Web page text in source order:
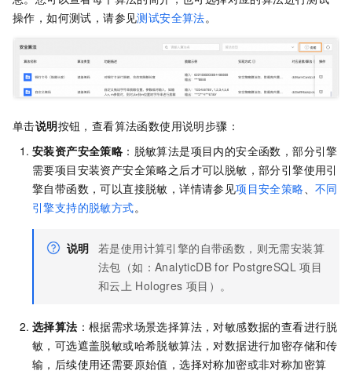
操作，如何测试，请参见测试安全算法。
单击说明按钮，查看算法函数使用说明步骤：
安装资产安全策略 ：脱敏算法是项目内的安全函数，部分引擎
需要项目安装资产安全策略之后才可以脱敏，部分引擎使用引
擎自带函数，可以直接脱敏，详情请参见项目安全策略、不同
引擎支持的脱敏方式。
说明 若是使用计算引擎的自带函数，则无需安装算
法包（如：AnalyticDB for PostgreSQL 项目
和云上 Hologres 项目）。
选择算法 ：根据需求场景选择算法，对敏感数据的查看进行脱
敏，可选遮盖脱敏或哈希脱敏算法，对数据进行加密存储和传
输，后续使用还需要原始值，选择对称加密或非对称加密算